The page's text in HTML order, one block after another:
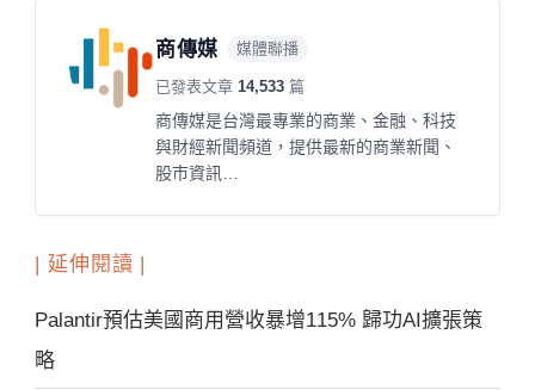
商傳媒 媒體聯播
已發表文章 14,533 篇
商傳媒是台灣最專業的商業、金融、科技
與財經新聞頻道，提供最新的商業新聞、
股市資訊…
| 延伸閱讀 |
Palantir預估美國商用營收暴增115% 歸功AI擴張策
略